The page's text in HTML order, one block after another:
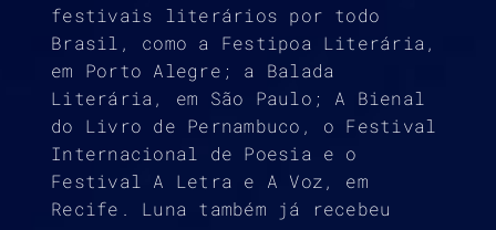
festivais literários por todo
Brasil, como a Festipoa Literária,
em Porto Alegre; a Balada
Literária, em São Paulo; A Bienal
do Livro de Pernambuco, o Festival
Internacional de Poesia e o
Festival A Letra e A Voz, em
Recife. Luna também já recebeu